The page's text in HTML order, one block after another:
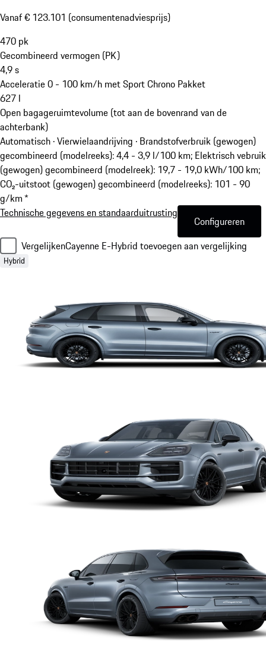
Vanaf € 123.101 (consumentenadviesprijs)
470 pk
Gecombineerd vermogen (PK)
4,9s
Acceleratie 0 - 100 km/h met Sport Chrono Pakket
627 l
Open bagageruimtevolume (tot aan de bovenrand van de
achterbank)
Automatisch · Vierwielaandrijving · Brandstofverbruik (gewogen)
gecombineerd (modelreeks): 4,4 - 3,9 l/100 km; Elektrisch vebruik
(gewogen) gecombineerd (modelreek): 19,7 - 19,0 kWh/100 km;
CO₂-uitstoot (gewogen) gecombineerd (modelreeks): 101 - 90
g/km *
Technische gegevens en standaarduitrusting
Configureren
VergelijkenCayenne E-Hybrid toevoegen aan vergelijking
Hybrid